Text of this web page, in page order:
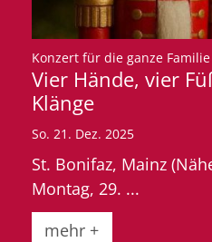
Konzert für die ganze Familie:
Vier Hände, vier
Klänge
So. 21. Dez. 2025
St. Bonifaz, Mainz
Montag, 29. ...
mehr +